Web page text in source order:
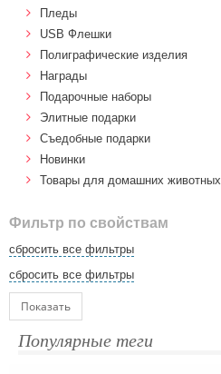
Пледы
USB Флешки
Полиграфические изделия
Награды
Подарочные наборы
Элитные подарки
Cъедобные подарки
Новинки
Товары для домашних животных
Фильтр по свойствам
сбросить все фильтры
сбросить все фильтры
Показать
Популярные теги